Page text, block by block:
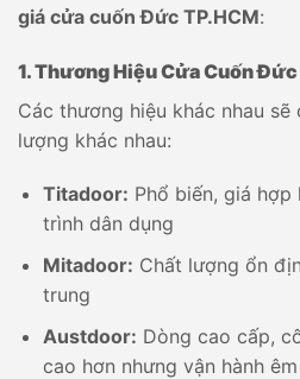
giá cửa cuốn Đức TP.HCM:
1. Thương Hiệu Cửa Cuốn Đức
Các thương hiệu khác nhau
lượng khác nhau:
Titadoor: Phổ biến, giá
trình dân dụng
Mitadoor: Chất lượng ổn
trung
Austdoor: Dòng cao cấp,
cao hơn nhưng vận hành